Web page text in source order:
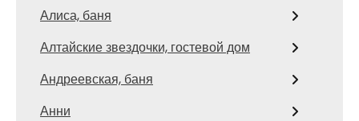
Алиса, баня
Алтайские звездочки, гостевой дом
Андреевская, баня
Анни